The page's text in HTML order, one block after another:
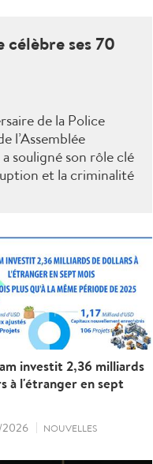
célèbre ses 70
de la Police
l’Assemblée
souligné son rôle clé
et la criminalité
investit 2,36 milliards
à l'étranger en sept
NOUVELLES